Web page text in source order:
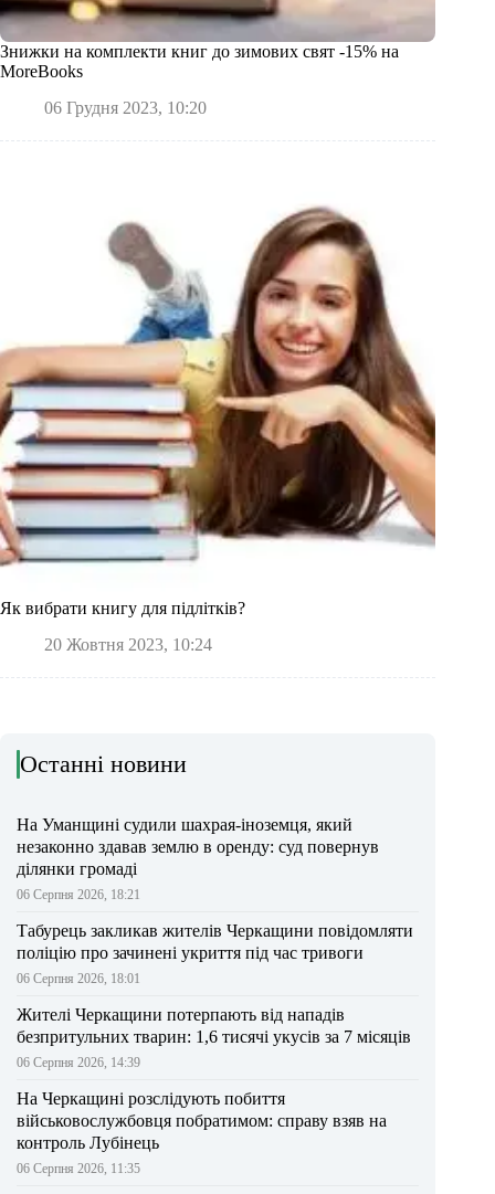
Знижки на комплекти книг до зимових свят -15% на
MoreBooks
06 Грудня 2023, 10:20
Як вибрати книгу для підлітків?
20 Жовтня 2023, 10:24
Останні новини
На Уманщині судили шахрая-іноземця, який
незаконно здавав землю в оренду: суд повернув
ділянки громаді
06 Серпня 2026, 18:21
Табурець закликав жителів Черкащини повідомляти
поліцію про зачинені укриття під час тривоги
06 Серпня 2026, 18:01
Жителі Черкащини потерпають від нападів
безпритульних тварин: 1,6 тисячі укусів за 7 місяців
06 Серпня 2026, 14:39
На Черкащині розслідують побиття
військовослужбовця побратимом: справу взяв на
контроль Лубінець
06 Серпня 2026, 11:35